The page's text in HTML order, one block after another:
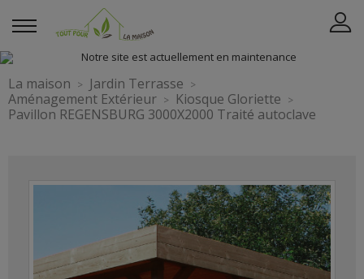
La maison
Jardin Terrasse
Aménagement Extérieur
Kiosque Gloriette
Pavillon REGENSBURG 3000X2000 Traité autoclave